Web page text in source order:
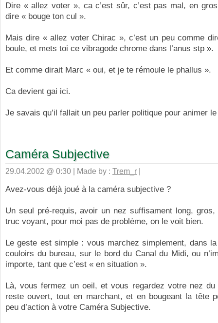
Dire « allez voter », ca c’est sûr, c’est pas mal, en
dire « bouge ton cul ».
Mais dire « allez voter Chirac », c’est un peu comme
boule, et mets toi ce vibragode chrome dans l’anus stp ».
Et comme dirait Marc « oui, et je te rémoule le phallus ».
Ca devient gai ici.
Je savais qu’il fallait un peu parler politique pour animer
Caméra Subjective
29.04.2002 @ 0:30 | Made by : Trem_r |
Avez-vous déjà joué à la caméra subjective ?
Un seul pré-requis, avoir un nez suffisament long,
truc voyant, pour moi pas de problème, on le voit bien.
Le geste est simple : vous marchez simplement, dans
couloirs du bureau, sur le bord du Canal du Midi, ou
importe, tant que c’est « en situation ».
Là, vous fermez un oeil, et vous regardez votre nez du
reste ouvert, tout en marchant, et en bougeant la tête
peu d’action à votre Caméra Subjective.